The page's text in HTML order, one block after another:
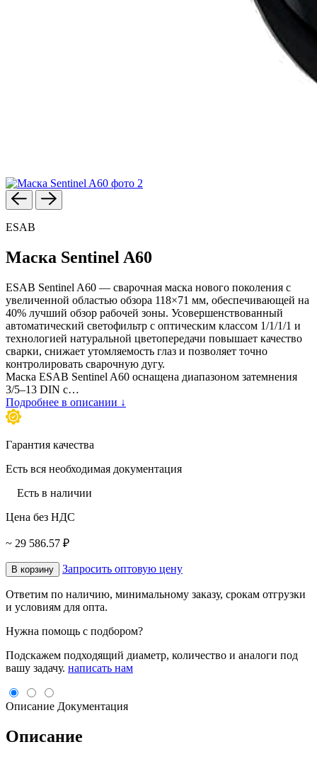
ESAB
Маска Sentinel A60
ESAB Sentinel A60 — сварочная маска нового поколения с
увеличенной областью обзора 118×71 мм, обеспечивающей на
40% лучший обзор рабочей зоны. Усовершенствованный
автоматический светофильтр с оптическим классом 1/1/1/1 и
технологией натуральной цветопередачи повышает качество
сварки, снижает утомляемость глаз и позволяет точно
контролировать сварочную дугу.
Маска ESAB Sentinel A60 оснащена диапазоном затемнения
3/5–13 DIN с…
Подробнее в описании ↓
Гарантия качества
Есть вся необходимая документация
Есть в наличии
Цена без НДС
~ 29 586.57 ₽
В корзину Запросить оптовую цену
Ответим по наличию, минимальному заказу, срокам отгрузки
и условиям для опта.
Нужна помощь с подбором?
Подскажем подходящий диаметр, количество и аналоги под
вашу задачу. написать нам
Описание Документация
Описание